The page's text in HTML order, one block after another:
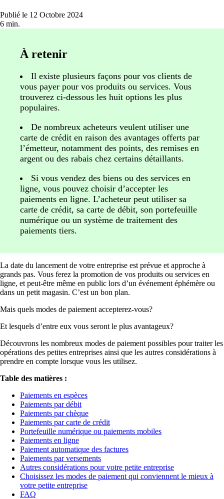
Publié le 12 Octobre 2024
6 min.
À retenir
Il existe plusieurs façons pour vos clients de
vous payer pour vos produits ou services. Vous
trouverez ci-dessous les huit options les plus
populaires.
De nombreux acheteurs veulent utiliser une
carte de crédit en raison des avantages offerts par
l’émetteur, notamment des points, des remises en
argent ou des rabais chez certains détaillants.
Si vous vendez des biens ou des services en
ligne, vous pouvez choisir d’accepter les
paiements en ligne. L’acheteur peut utiliser sa
carte de crédit, sa carte de débit, son portefeuille
numérique ou un système de traitement des
paiements tiers.
La date du lancement de votre entreprise est prévue et approche à
grands pas. Vous ferez la promotion de vos produits ou services en
ligne, et peut-être même en public lors d’un événement éphémère ou
dans un petit magasin. C’est un bon plan.
Mais quels modes de paiement accepterez-vous?
Et lesquels d’entre eux vous seront le plus avantageux?
Découvrons les nombreux modes de paiement possibles pour traiter les
opérations des petites entreprises ainsi que les autres considérations à
prendre en compte lorsque vous les utilisez.
Table des matières :
Paiements en espèces
Paiements par débit
Paiements par chèque
Paiements par carte de crédit
Portefeuille numérique ou paiements mobiles
Paiements en ligne
Paiement automatique des factures
Paiements par versements
Autres considérations pour votre petite entreprise
Choisissez les modes de paiement qui conviennent le mieux à
votre petite entreprise
FAQ